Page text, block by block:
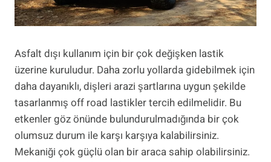
Asfalt dışı kullanım için bir çok değişken lastik
üzerine kuruludur. Daha zorlu yollarda gidebilmek için
daha dayanıklı, dişleri arazi şartlarına uygun şekilde
tasarlanmış off road lastikler tercih edilmelidir. Bu
etkenler göz önünde bulundurulmadığında bir çok
olumsuz durum ile karşı karşıya kalabilirsiniz.
Mekaniği çok güçlü olan bir araca sahip olabilirsiniz.